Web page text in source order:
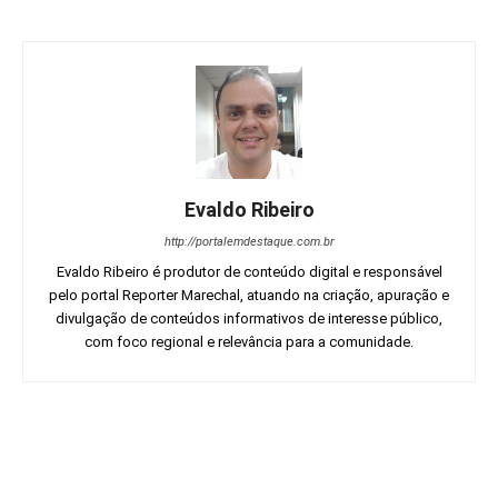
Evaldo Ribeiro
http://portalemdestaque.com.br
Evaldo Ribeiro é produtor de conteúdo digital e responsável
pelo portal Reporter Marechal, atuando na criação, apuração e
divulgação de conteúdos informativos de interesse público,
com foco regional e relevância para a comunidade.